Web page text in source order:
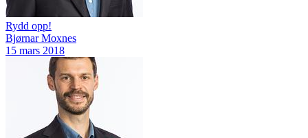
Rydd opp!
Bjørnar Moxnes
15 mars 2018